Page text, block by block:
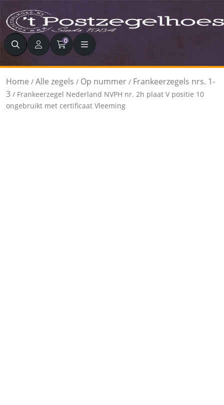
Zoeken 0
Home / Alle zegels / Op nummer / Frankeerzegels nrs. 1-
3 / Frankeerzegel Nederland NVPH nr. 2h plaat V positie 10
ongebruikt met certificaat Vleeming